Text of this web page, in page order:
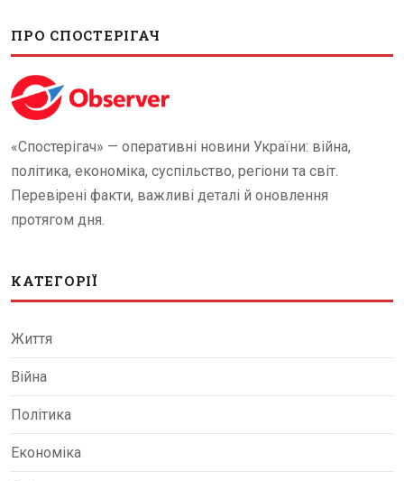
ПРО СПОСТЕРІГАЧ
«Спостерігач» — оперативні новини України: війна,
політика, економіка, суспільство, регіони та світ.
Перевірені факти, важливі деталі й оновлення
протягом дня.
КАТЕГОРІЇ
Життя
Війна
Політика
Економіка